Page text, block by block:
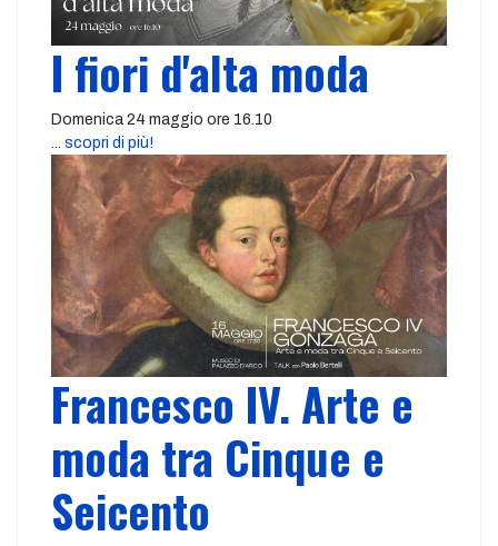
I fiori d'alta moda
Domenica 24 maggio ore 16.10
... scopri di più!
Francesco IV. Arte e
moda tra Cinque e
Seicento